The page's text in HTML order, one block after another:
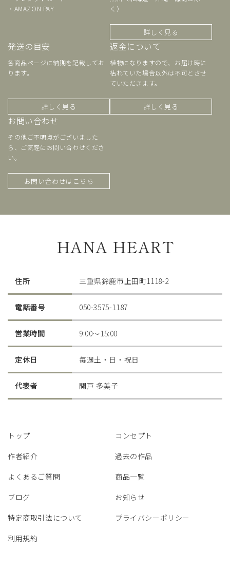
・AMAZON PAY
く）
詳しく見る
発送の目安
各商品ページに納期を記載してお
ります。
詳しく見る
返金について
植物になりますので、お届け時に
枯れていた場合以外は不可とさせ
ていただきます。
詳しく見る
お問い合わせ
その他ご不明点がございました
ら、ご気軽にお問い合わせくださ
い。
お問い合わせはこちら
HANA HEART
住所 三重県鈴鹿市上田町1118-2
電話番号 050-3575-1187
営業時間 9:00〜15:00
定休日 毎週土・日・祝日
代表者 関戸 多美子
トップ
コンセプト
作者紹介
過去の作品
よくあるご質問
商品一覧
ブログ
お知らせ
特定商取引法について
プライバシーポリシー
利用規約